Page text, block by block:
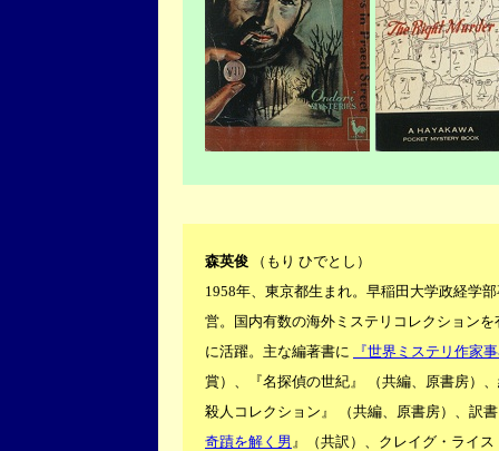
森英俊 （もり ひでとし）
1958年、東京都生まれ。早稲田大学政経学
営。国内有数の海外ミステリコレクション
に活躍。主な編著書に
『世界ミステリ作家
賞）、
『名探偵の世紀』 （共編、原書房）、
殺人コレクション』 （共編、原書房）、訳
奇蹟を解く男』（共訳）、クレイグ・ライス